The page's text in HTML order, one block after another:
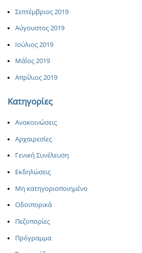
Σεπτέμβριος 2019
Αύγουστος 2019
Ιούλιος 2019
ΜάΪος 2019
Απρίλιος 2019
Κατηγορίες
Ανακοινώσεις
Αρχαιρεσίες
Γενική Συνέλευση
Εκδηλώσεις
Μη κατηγοριοποιημένο
Οδοιπορικά
Πεζοπορίες
Πρόγραμμα